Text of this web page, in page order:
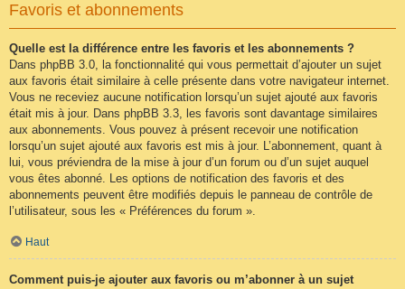
Favoris et abonnements
Quelle est la différence entre les favoris et les abonnements ?
Dans phpBB 3.0, la fonctionnalité qui vous permettait d’ajouter un sujet
aux favoris était similaire à celle présente dans votre navigateur internet.
Vous ne receviez aucune notification lorsqu’un sujet ajouté aux favoris
était mis à jour. Dans phpBB 3.3, les favoris sont davantage similaires
aux abonnements. Vous pouvez à présent recevoir une notification
lorsqu’un sujet ajouté aux favoris est mis à jour. L’abonnement, quant à
lui, vous préviendra de la mise à jour d’un forum ou d’un sujet auquel
vous êtes abonné. Les options de notification des favoris et des
abonnements peuvent être modifiés depuis le panneau de contrôle de
l’utilisateur, sous les « Préférences du forum ».
Haut
Comment puis-je ajouter aux favoris ou m’abonner à un sujet